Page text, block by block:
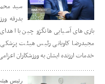
سید
بدرقه
بازی‌های آسیایی هانگژو چین با
مجیدرضا کاویانی رئیس هیئت
خدمات ارزنده ایشان به ورزشکاران
رئیس